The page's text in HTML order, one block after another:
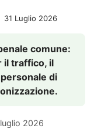
31 Luglio 2026
comune:
il traffico, il
di
2026